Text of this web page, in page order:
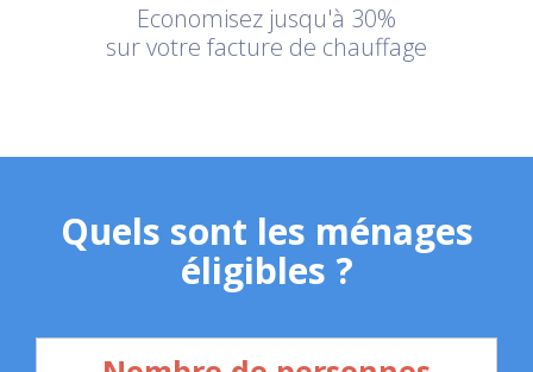
Economisez jusqu'à 30%
sur votre facture de chauffage
Quels sont les ménages
éligibles ?